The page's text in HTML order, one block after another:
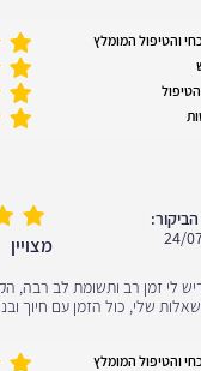
והטיפול המומלץ
24/
מצויין
לי זמן רב ותשומת לב רבה,
שלי, כול הזמן עם חיוך
והטיפול המומלץ